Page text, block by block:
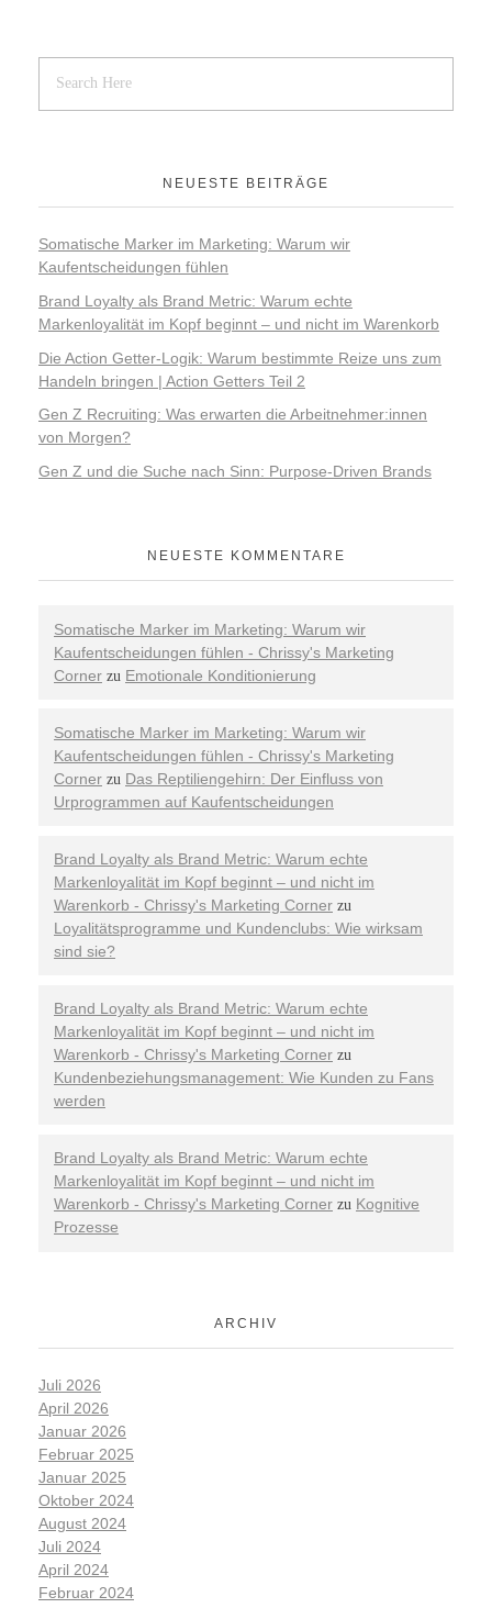
NEUESTE BEITRÄGE
Somatische Marker im Marketing: Warum wir
Kaufentscheidungen fühlen
Brand Loyalty als Brand Metric: Warum echte
Markenloyalität im Kopf beginnt – und nicht im Warenkorb
Die Action Getter-Logik: Warum bestimmte Reize uns zum
Handeln bringen | Action Getters Teil 2
Gen Z Recruiting: Was erwarten die Arbeitnehmer:innen
von Morgen?
Gen Z und die Suche nach Sinn: Purpose-Driven Brands
NEUESTE KOMMENTARE
Somatische Marker im Marketing: Warum wir
Kaufentscheidungen fühlen - Chrissy's Marketing
Corner zu Emotionale Konditionierung
Somatische Marker im Marketing: Warum wir
Kaufentscheidungen fühlen - Chrissy's Marketing
Corner zu Das Reptiliengehirn: Der Einfluss von
Urprogrammen auf Kaufentscheidungen
Brand Loyalty als Brand Metric: Warum echte
Markenloyalität im Kopf beginnt – und nicht im
Warenkorb - Chrissy's Marketing Corner zu
Loyalitätsprogramme und Kundenclubs: Wie wirksam
sind sie?
Brand Loyalty als Brand Metric: Warum echte
Markenloyalität im Kopf beginnt – und nicht im
Warenkorb - Chrissy's Marketing Corner zu
Kundenbeziehungsmanagement: Wie Kunden zu Fans
werden
Brand Loyalty als Brand Metric: Warum echte
Markenloyalität im Kopf beginnt – und nicht im
Warenkorb - Chrissy's Marketing Corner zu Kognitive
Prozesse
ARCHIV
Juli 2026
April 2026
Januar 2026
Februar 2025
Januar 2025
Oktober 2024
August 2024
Juli 2024
April 2024
Februar 2024